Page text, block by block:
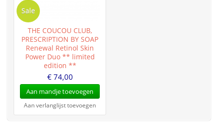
Sale
THE COUCOU CLUB,
PRESCRIPTION BY SOAP
Renewal Retinol Skin
Power Duo ** limited
edition **
€ 74,00
Aan mandje toevoegen
Aan verlanglijst toevoegen